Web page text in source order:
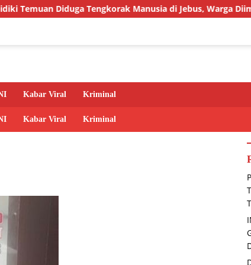
Tengkorak Manusia di Jebus, Warga Diimbau Tidak
Kabar Viral Kriminal
Kabar Viral Kriminal